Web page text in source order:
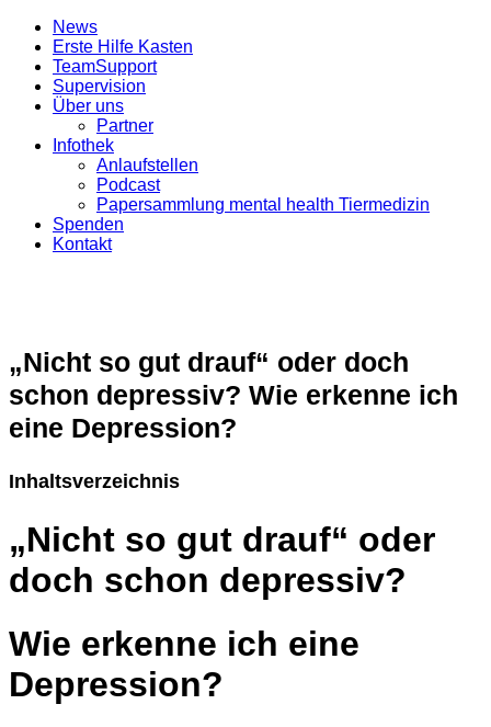
News
Erste Hilfe Kasten
TeamSupport
Supervision
Über uns
Partner
Infothek
Anlaufstellen
Podcast
Papersammlung mental health Tiermedizin
Spenden
Kontakt
„Nicht so gut drauf“ oder doch
schon depressiv? Wie erkenne ich
eine Depression?
Inhaltsverzeichnis
„Nicht so gut drauf“ oder
doch schon depressiv?
Wie erkenne ich eine
Depression?